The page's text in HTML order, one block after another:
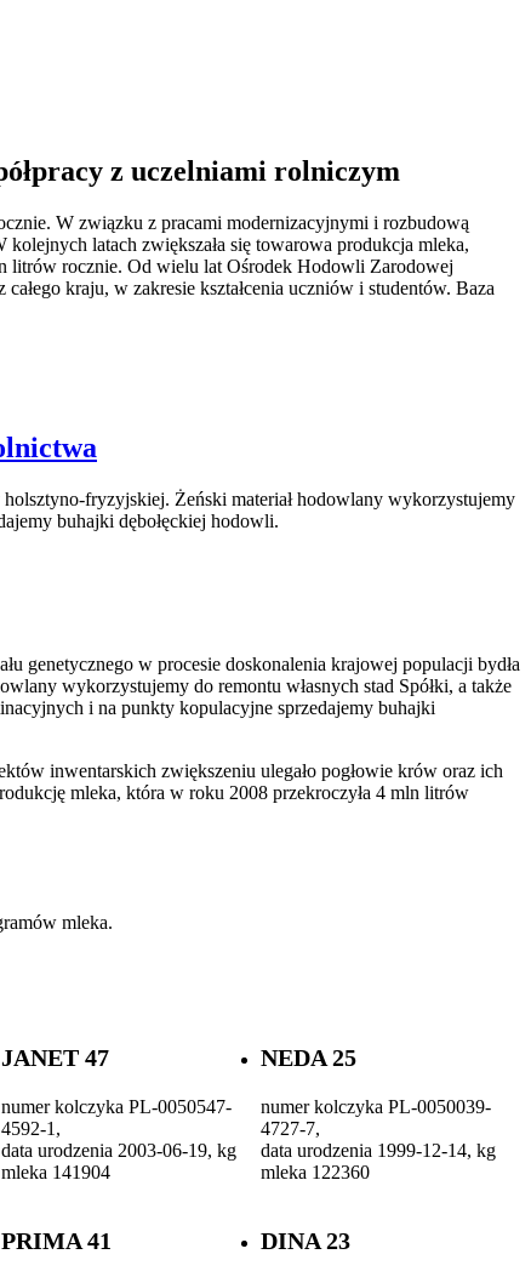
z uczelniami rolniczym
W związku z pracami modernizacyjnymi i rozbudową
latach zwiększała się towarowa produkcja mleka,
litrów rocznie. Od wielu lat Ośrodek Hodowli Zarodowej
kraju, w zakresie kształcenia uczniów i studentów. Baza
holsztyno-fryzyjskiej. Żeński materiał hodowlany wykorzystujemy
buhajki dębołęckiej hodowli.
genetycznego w procesie doskonalenia krajowej populacji bydła
wykorzystujemy do remontu własnych stad Spółki, a także
i na punkty kopulacyjne sprzedajemy buhajki
inwentarskich zwiększeniu ulegało pogłowie krów oraz ich
mleka, która w roku 2008 przekroczyła 4 mln litrów
mleka.
JANET 47
numer kolczyka PL-0050547-
4592-1,
data urodzenia 2003-06-19, kg
mleka 141904
NEDA 25
numer kolczyka PL-0050039-
4727-7,
data urodzenia 1999-12-14, kg
mleka 122360
PRIMA 41 DINA 23